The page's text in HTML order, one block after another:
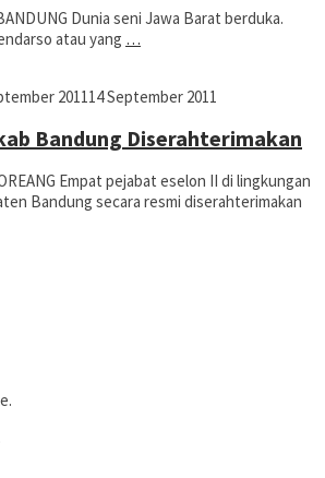
Dunia seni Jawa Barat berduka.
atau yang …
201114 September 2011
Bandung Diserahterimakan
Empat pejabat eselon II di lingkungan
Bandung secara resmi diserahterimakan